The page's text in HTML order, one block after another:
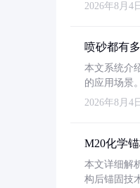
2026年8月4
喷砂都有
本文系统介
的应用场景
2026年8月4
M20化学
本文详细解
构后锚固技